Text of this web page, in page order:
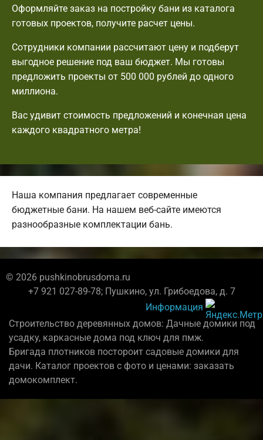
Оформляйте заказ на постройку бани из каталога
готовых проектов, получите расчет цены.
Сотрудники компании рассчитают цену и подберут
выгодное решение под ваш бюджет. Мы готовы
предложить проекты от 500 000 рублей до одного
миллиона.
Вас удивит стоимость предложений и конечная цена
каждого квадратного метра!
Наша компания предлагает современные
бюджетные бани. На нашем веб-сайте имеются
разнообразные комплектации бань.
© 2026 pushkinobrusdoma.ru
+7 921 027-89-78; Пушкино, ул. Грибоедова, д. 7
Информация
Строительство деревянных домов: Дачные домики под
усадку, каркасные дома под ключ для пмж.
Бригада плотников постороит садовые домики для
дачи. Каталог проектов с фото и ценами: заказать
домокомплект.